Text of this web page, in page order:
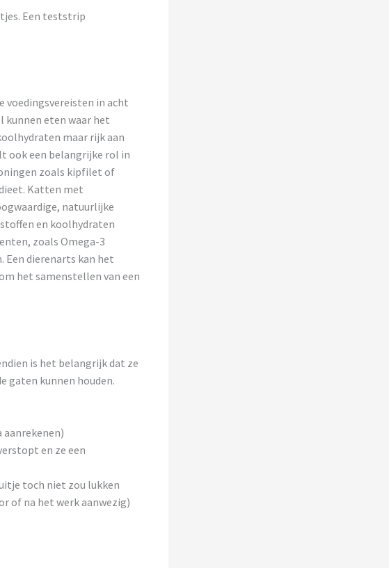
Een teststrip
voedingsvereisten in acht
kunnen eten waar het
maar rijk aan
ook een belangrijke rol in
zoals kipfilet of
Katten met
natuurlijke
en koolhydraten
zoals Omega-3
Een dierenarts kan het
het samenstellen van een
is het belangrijk dat ze
gaten kunnen houden.
aanrekenen)
en ze een
toch niet zou lukken
of na het werk aanwezig)